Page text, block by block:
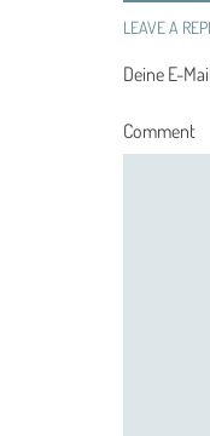
LEAVE A
Deine E-
Comment